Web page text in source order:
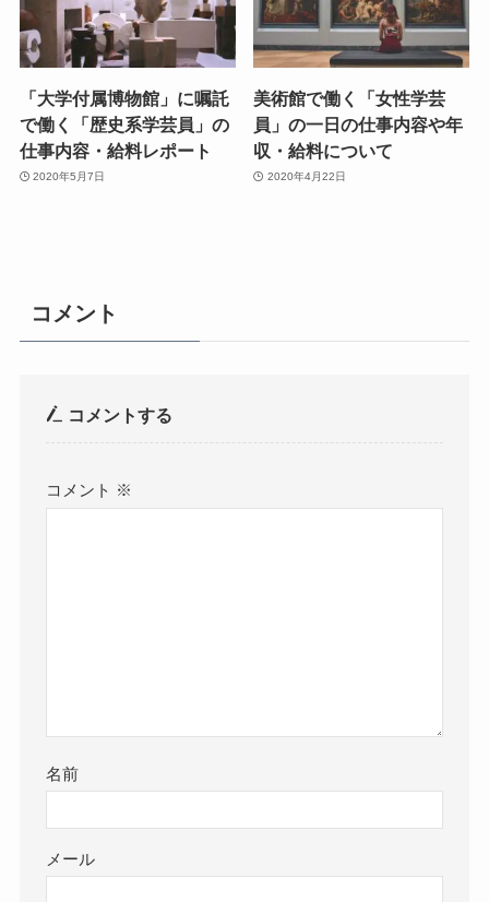
「大学付属博物館」に嘱託
で働く「歴史系学芸員」の
仕事内容・給料レポート
2020年5月7日
美術館で働く「女性学芸
員」の一日の仕事内容や年
収・給料について
2020年4月22日
コメント
コメントする
コメント ※
名前
メール